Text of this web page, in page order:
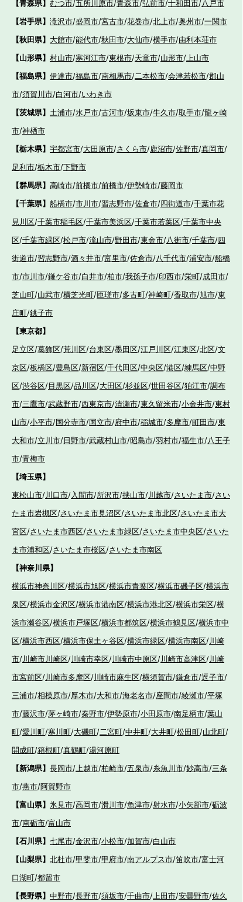
【青森県】 むつ市/五所川原市/青森市/弘前市/十和田市/八戸市
【岩手県】 滝沢市/盛岡市/宮古市/花巻市/北上市/奥州市/一関市
【秋田県】 大館市/能代市/秋田市/大仙市/横手市/由利本荘市
【山形県】 村山市/寒河江市/東根市/天童市/山形市/上山市
【福島県】 伊達市/福島市/南相馬市/二本松市/会津若松市/郡山
市/須賀川市/白河市/いわき市
【茨城県】 土浦市/水戸市/古河市/坂東市/牛久市/取手市/龍ヶ崎
市/神栖市
【栃木県】 宇都宮市/大田原市/さくら市/鹿沼市/佐野市/真岡市/
足利市/栃木市/下野市
【群馬県】 高崎市/前橋市/前橋市/伊勢崎市/藤岡市
【千葉県】 船橋市/市川市/習志野市/佐倉市/四街道市/千葉市花
見川区/千葉市稲毛区/千葉市美浜区/千葉市若葉区/千葉市中央
区/千葉市緑区/松戸市/流山市/野田市/東金市/八街市/千葉市/四
街道市/習志野市/酒々井市/富里市/佐倉市/八千代市/浦安市/船橋
市/市川市/鎌ケ谷市/白井市/柏市/我孫子市/印西市/栄町/成田市/
芝山町/山武市/横芝光町/匝瑳市/多古町/神崎町/香取市/旭市/東
庄町/銚子市
【東京都】
足立区/葛飾区/荒川区/台東区/墨田区/江戸川区/江東区/北区/文
京区/板橋区/豊島区/新宿区/千代田区/中央区/港区/練馬区/中野
区/渋谷区/目黒区/品川区/大田区/杉並区/世田谷区/狛江市/調布
市/三鷹市/武蔵野市/西東京市/清瀬市/東久留米市/小金井市/東村
山市/小平市/国分寺市/国立市/府中市/稲城市/多摩市/町田市/東
大和市/立川市/日野市/武蔵村山市/昭島市/羽村市/福生市/八王子
市/青梅市
【埼玉県】
東松山市/川口市/入間市/所沢市/挟山市/川越市/さいたま市/さい
たま市岩槻区/さいたま市見沼区/さいたま市北区/さいたま市大
宮区/さいたま市西区/さいたま市緑区/さいたま市中央区/さいた
ま市浦和区/さいたま市桜区/さいたま市南区
【神奈川県】
横浜市神奈川区/横浜市旭区/横浜市青葉区/横浜市磯子区/横浜市
泉区/横浜市金沢区/横浜市港南区/横浜市港北区/横浜市栄区/横
浜市瀬谷区/横浜市戸塚区/横浜市都筑区/横浜市鶴見区/横浜市中
区/横浜市西区/横浜市保土ヶ谷区/横浜市緑区/横浜市南区/川崎
市/川崎市川崎区/川崎市幸区/川崎市中原区/川崎市高津区/川崎
市宮前区/川崎市多摩区/川崎市麻生区/横須賀市/鎌倉市/逗子市/
三浦市/相模原市/厚木市/大和市/海老名市/座間市/綾瀬市/平塚
市/藤沢市/茅ヶ崎市/秦野市/伊勢原市/小田原市/南足柄市/葉山
町/愛川町/寒川町/大磯町/二宮町/中井町/大井町/松田町/山北町/
開成町/箱根町/真鶴町/湯河原町
【新潟県】 長岡市/上越市/柏崎市/五泉市/糸魚川市/妙高市/三条
市/燕市/阿賀野市
【富山県】 氷見市/高岡市/滑川市/魚津市/射水市/小矢部市/砺波
市/南砺市/富山市
【石川県】 七尾市/金沢市/小松市/加賀市/白山市
【山梨県】 北杜市/甲斐市/甲府市/南アルプス市/笛吹市/富士河
口湖町/都留市
【長野県】 中野市/長野市/須坂市/千曲市/上田市/安曇野市/佐久